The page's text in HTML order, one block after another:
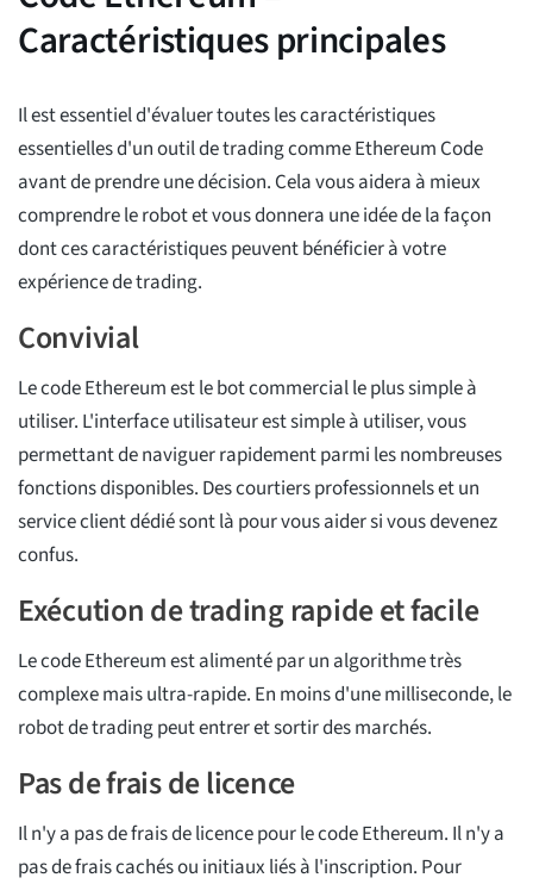
Caractéristiques principales
Il est essentiel d'évaluer toutes les caractéristiques
essentielles d'un outil de trading comme Ethereum Code
avant de prendre une décision. Cela vous aidera à mieux
comprendre le robot et vous donnera une idée de la façon
dont ces caractéristiques peuvent bénéficier à votre
expérience de trading.
Convivial
Le code Ethereum est le bot commercial le plus simple à
utiliser. L'interface utilisateur est simple à utiliser, vous
permettant de naviguer rapidement parmi les nombreuses
fonctions disponibles. Des courtiers professionnels et un
service client dédié sont là pour vous aider si vous devenez
confus.
Exécution de trading rapide et facile
Le code Ethereum est alimenté par un algorithme très
complexe mais ultra-rapide. En moins d'une milliseconde, le
robot de trading peut entrer et sortir des marchés.
Pas de frais de licence
Il n'y a pas de frais de licence pour le code Ethereum. Il n'y a
pas de frais cachés ou initiaux liés à l'inscription. Pour